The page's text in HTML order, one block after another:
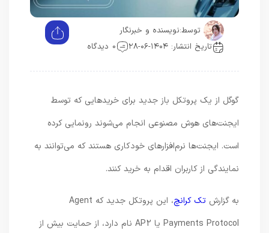
توسط: نویسنده و خبرنگار
تاریخ انتشار: ۱۴۰۴-۰۶-۲۸
0 دیدگاه
گوگل از یک پروتکل باز جدید برای خریدهایی که توسط
ایجنت‌های هوش مصنوعی انجام می‌شوند رونمایی کرده
است. ایجنت‌ها نرم‌افزارهای خودکاری هستند که می‌توانند به
نمایندگی از کاربران اقدام به خرید کنند.
به گزارش تک کرانچ
، این پروتکل جدید که Agent
Payments Protocol یا AP2 نام دارد، از حمایت بیش از